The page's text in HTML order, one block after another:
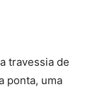
travessia de
ponta, uma